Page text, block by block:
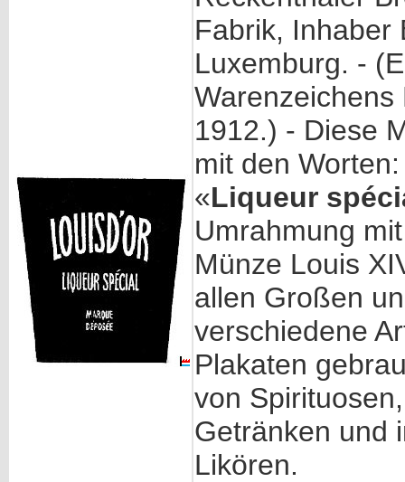
Fabrik, Inhaber
Luxemburg. -
Warenzeichens
1912.) - Diese
mit den
«Liqueur
Umrahmung
Münze Louis
allen Großen
verschiedene
Plakaten
von
Getränken und
Likören.